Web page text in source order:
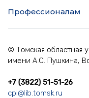
Профессионалам
© Томская областная
имени А.С. Пушкина,
+7 (3822) 51-51-26
cpi@lib.tomsk.ru